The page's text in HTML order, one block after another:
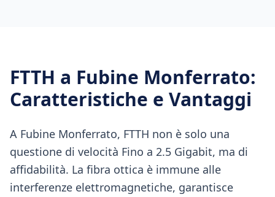
FTTH a Fubine Monferrato:
Caratteristiche e Vantaggi
A Fubine Monferrato, FTTH non è solo una
questione di velocità Fino a 2.5 Gigabit, ma di
affidabilità. La fibra ottica è immune alle
interferenze elettromagnetiche, garantisce